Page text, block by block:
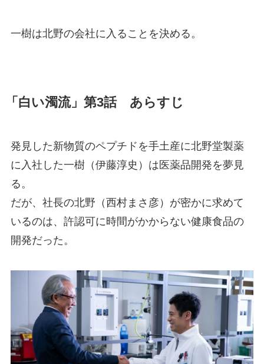
一樹は北野の会社に入ることを決める。
「白い濁流」第3話 あらすじ
発見した新物質のペプチドを手土産に北野堂製薬
に入社した一樹（伊藤淳史）は医薬品開発を夢見
る。
だが、社長の北野（西村まさ彦）が密かに求めて
いるのは、許認可に時間がかからない健康食品の
開発だった。